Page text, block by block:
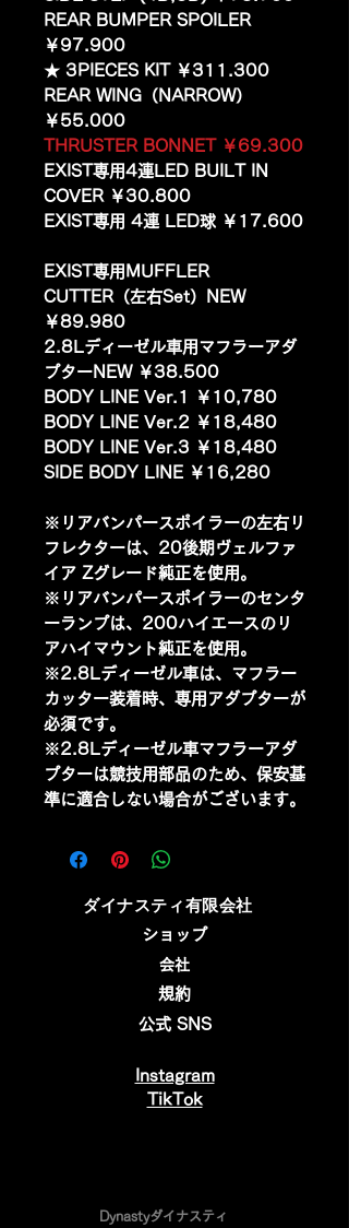
REAR BUMPER SPOILER
￥97.900
★ 3PIECES KIT ￥311.300
REAR WING（NARROW）
￥55.000
THRUSTER BONNET ￥69.300
EXIST専用4連LED BUILT IN
COVER ￥30.800
EXIST専用 4連 LED球 ￥17.600
EXIST専用MUFFLER
CUTTER（左右Set）NEW
￥89.980
2.8Lディーゼル車用マフラーアダ
プターNEW ￥38.500
BODY LINE Ver.1 ￥10,780
BODY LINE Ver.2 ￥18,480
BODY LINE Ver.3 ￥18,480
SIDE BODY LINE ￥16,280
※リアバンパースポイラーの左右リ
フレクターは、20後期ヴェルファ
イア Zグレード純正を使用。
※リアバンパースポイラーのセンタ
ーランプは、200ハイエースのリ
アハイマウント純正を使用。
※2.8Lディーゼル車は、マフラー
カッター装着時、専用アダプターが
必須です。
※2.8Lディーゼル車マフラーアダ
プターは競技用部品のため、保安基
準に適合しない場合がございます。
​ダイナスティ有限会社
ショップ
会社
規約
公式 SNS
Instagram
​TikTok
​Dynastyダイナスティ